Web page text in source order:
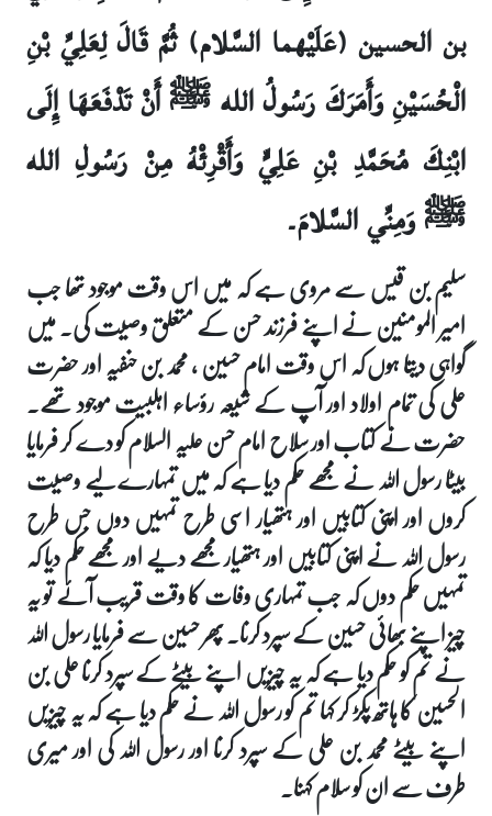
بن الحسين (عَلَيْهما السَّلام) ثُمَّ قَالَ لِعَلِيِّ بْنِ
الْحُسَيْنِ وَأَمَرَكَ رَسُولُ الله ﷺ أَنْ تَدْفَعَهَا إِلَى
ابْنِكَ مُحَمَّدِ بْنِ عَلِيٍّ وَأَقْرِئْهُ مِنْ رَسُولِ الله
ﷺ وَمِنِّي السَّلامَ۔
سلیم بن قیس سے مروی ہے کہ میں اس وقت موجود تھا جب
امیر المومنین نے اپنے فرزند حسن کے متعلق وصیت کی۔ میں
گواہی دیتا ہوں کہ اس وقت امام حسین ، محمد بن حنفیہ اور حضرت
علی کی تمام اولاد اور آپ کے شیعہ رؤساء اہلبیت موجود تھے۔
حضرت نے کتاب اور سلاح امام حسن علیہ السلام کو دے کر فرمایا
بیٹا رسول اللہ نے مجھے حکم دیا ہے کہ میں تمہارے لیے وصیت
کروں اور اپنی کتابیں اور ہتھیار اسی طرح تمہیں دوں جس طرح
رسول اللہ نے اپنی کتابیں اور ہتھیار مجھے دیے اور مجھے حکم دیا کہ
تمہیں حکم دوں کہ جب تمہاری وفات کا وقت قریب آئے تو یہ
چیز اپنے بھائی حسین کے سپرد کرنا۔ پھر حسین سے فرمایا رسول اللہ
نے تم کو حکم دیا ہے کہ یہ چیزیں اپنے بیٹے کے سپرد کرنا علی بن
الحسین کا ہاتھ پکڑ کر کہا تم کو رسول اللہ نے حکم دیا ہے کہ یہ چیزیں
اپنے بیٹے محمد بن علی کے سپرد کرنا اور رسول اللہ کی اور میری
طرف سے ان کو سلام کہنا۔